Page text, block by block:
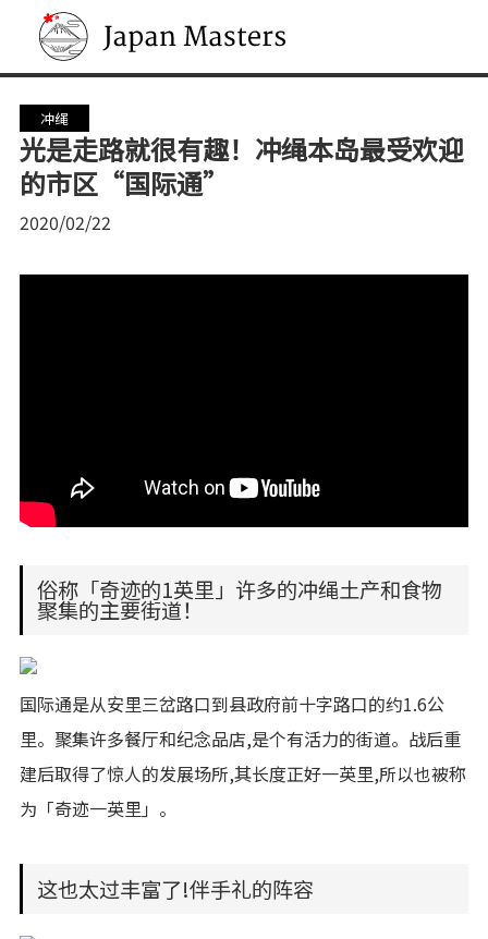
Japan Masters
冲绳
光是走路就很有趣！冲绳本岛最受欢迎
的市区“国际通”
2020/02/22
俗称「奇迹的1英里」许多的冲绳土产和食物
聚集的主要街道！
国际通是从安里三岔路口到县政府前十字路口的约1.6公
里。聚集许多餐厅和纪念品店,是个有活力的街道。战后重
建后取得了惊人的发展场所,其长度正好一英里,所以也被称
为「奇迹一英里」。
这也太过丰富了!伴手礼的阵容